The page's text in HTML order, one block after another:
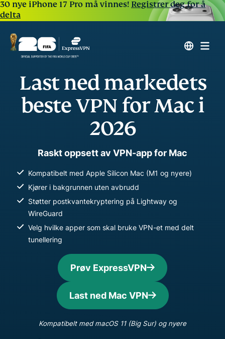
30 nye iPhone 17 Pro må vinnes! Registrer deg for å
delta
Last ned markedets
beste VPN for Mac i
2026
Raskt oppsett av VPN-app for Mac
Kompatibelt med Apple Silicon Mac (M1 og nyere)
Kjører i bakgrunnen uten avbrudd
Støtter postkvantekryptering på Lightway og
WireGuard
Velg hvilke apper som skal bruke VPN-et med delt
tunellering
Prøv ExpressVPN
Last ned Mac VPN
Kompatibelt med macOS 11 (Big Sur) og nyere